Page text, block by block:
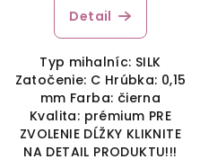
Detail
Typ mihalníc: SILK
Zatočenie: C Hrúbka: 0,15
mm Farba: čierna
Kvalita: prémium PRE
ZVOLENIE DĹŽKY KLIKNITE
NA DETAIL PRODUKTU!!!